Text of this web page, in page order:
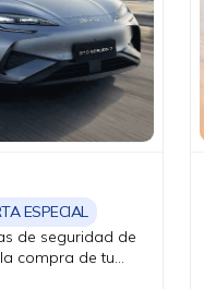
ESPECIAL
de seguridad de
compra de tu